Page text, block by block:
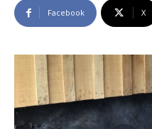
Facebook X